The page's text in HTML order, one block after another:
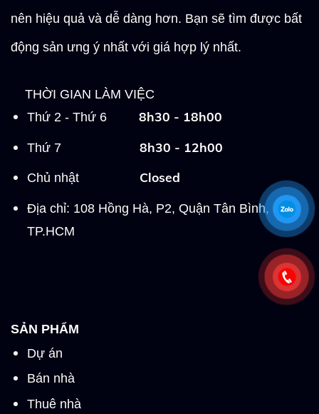
nên hiệu quả và dễ dàng hơn. Bạn sẽ tìm được bất
động sản ưng ý nhất với giá hợp lý nhất.
THỜI GIAN LÀM VIỆC
Thứ 2 - Thứ 6 8h30 - 18h00
Thứ 7 8h30 - 12h00
Chủ nhật Closed
Địa chỉ: 108 Hồng Hà, P2, Quận Tân Bình,
TP.HCM
SẢN PHẨM
Dự án
Bán nhà
Thuê nhà